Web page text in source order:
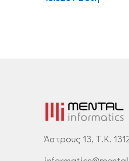
/ 2 έτη
Άστρους 13, Τ.Κ.